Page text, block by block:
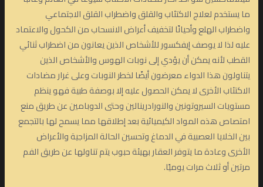
ما يستخدم لعلاج الاكتئاب والقلق واضطراب القلق الاجتماعي
واضطراب الهلع وأحيانًا لتخفيف أعراض الانسحاب من الكحول والاعتماد
عليه لذا لا يوصف إيفكسور للأشخاص الذين يعانون من اضطراب ثنائي
القطب لأنه يمكن أن يؤدي إلى نوبات الهوس والأشخاص الذين
يتناولون هذا الدواء معرضون أيضًا لخطر النوبات وعلى غرار مضادات
الاكتئاب الأخرى لا يمكن الحصول عليه إلا بوصفة طبية فهو ينظم
مستويات السيروتونين والنورادرينالين وحتى الدوبامين عن طريق منع
امتصاص هذه المواد الكيميائية بعد إطلاقها مما يسمح لها بالتجمع
بين الخلايا العصبية في الدماغ وتحسين الحالة المزاجية والأعراض
الأخرى وعادة ما يتوفر العقار بهيئة حبوب يتم تناولها عن طريق الفم
مرتين أو ثلاث مرات يوميًا.